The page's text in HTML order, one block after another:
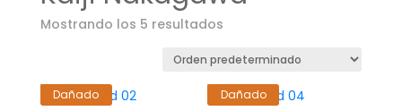
Mostrando los 5 resultados
Dañado Dañado